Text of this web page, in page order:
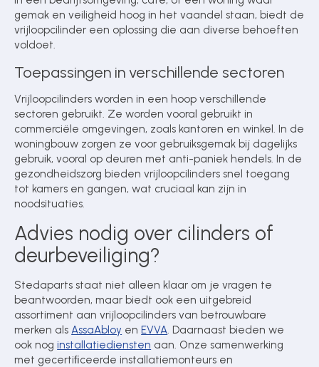
gemak en veiligheid hoog in het vaandel staan, biedt de
vrijloopcilinder een oplossing die aan diverse behoeften
voldoet.
Toepassingen in verschillende sectoren
Vrijloopcilinders worden in een hoop verschillende
sectoren gebruikt. Ze worden vooral gebruikt in
commerciële omgevingen, zoals kantoren en winkel. In de
woningbouw zorgen ze voor gebruiksgemak bij dagelijks
gebruik, vooral op deuren met anti-paniek hendels. In de
gezondheidszorg bieden vrijloopcilinders snel toegang
tot kamers en gangen, wat cruciaal kan zijn in
noodsituaties.
Advies nodig over cilinders of
deurbeveiliging?
Stedaparts staat niet alleen klaar om je vragen te
beantwoorden, maar biedt ook een uitgebreid
assortiment aan vrijloopcilinders van betrouwbare
merken als AssaAbloy enEVVA . Daarnaast bieden we
ook noginstallatiediensten aan. Onze samenwerking
met gecertiﬁceerde installatiemonteurs en